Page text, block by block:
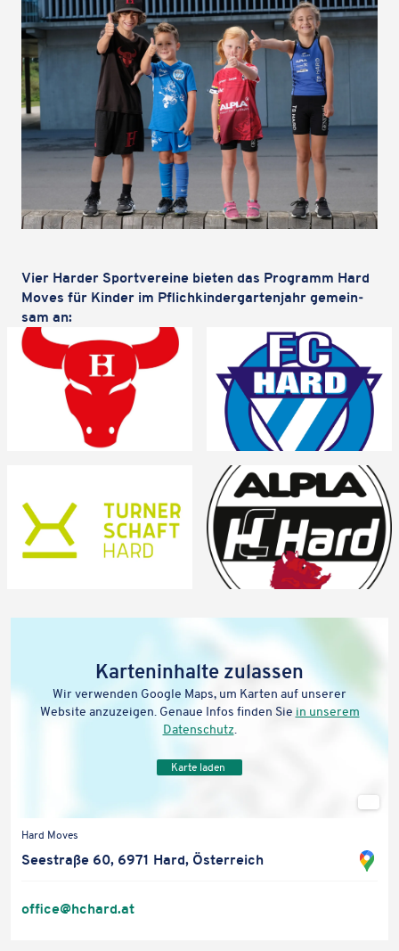
Vier Harder Sport­ver­eine bieten das Programm Hard
Moves für Kinder im Pflich­kin­der­gar­ten­jahr gemein­
sam an:
Karten­in­halte zulassen
Wir verwen­den Google Maps, um Karten auf unserer
Website anzu­zei­gen. Genaue Infos finden Sie in unserem
Daten­schutz.
Karte laden
auf
Hard Moves
Seestraße 60, 6971 Hard, Österreich
office@​hchard.​at
Karteninhalte zulassen
Wir verwenden Google Maps, um Karten auf unserer Website
anzuzeigen. Genaue Infos finden Sie
in unserem Datenschutz
Karte laden